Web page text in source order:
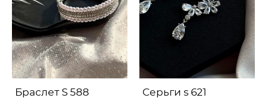
Браслет S 588
Серьги s 621